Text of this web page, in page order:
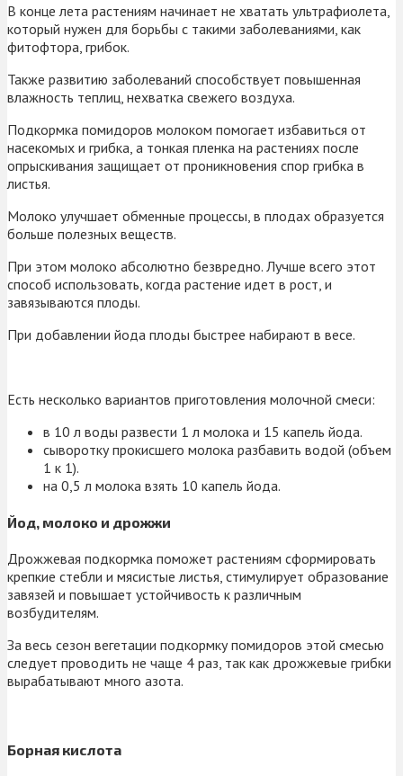
В конце лета растениям начинает не хватать ультрафиолета,
который нужен для борьбы с такими заболеваниями, как
фитофтора, грибок.
Также развитию заболеваний способствует повышенная
влажность теплиц, нехватка свежего воздуха.
Подкормка помидоров молоком помогает избавиться от
насекомых и грибка, а тонкая пленка на растениях после
опрыскивания защищает от проникновения спор грибка в
листья.
Молоко улучшает обменные процессы, в плодах образуется
больше полезных веществ.
При этом молоко абсолютно безвредно. Лучше всего этот
способ использовать, когда растение идет в рост, и
завязываются плоды.
При добавлении йода плоды быстрее набирают в весе.
Есть несколько вариантов приготовления молочной смеси:
в 10 л воды развести 1 л молока и 15 капель йода.
сыворотку прокисшего молока разбавить водой (объем
1 к 1).
на 0,5 л молока взять 10 капель йода.
Йод, молоко и дрожжи
Дрожжевая подкормка поможет растениям сформировать
крепкие стебли и мясистые листья, стимулирует образование
завязей и повышает устойчивость к различным
возбудителям.
За весь сезон вегетации подкормку помидоров этой смесью
следует проводить не чаще 4 раз, так как дрожжевые грибки
вырабатывают много азота.
Борная кислота